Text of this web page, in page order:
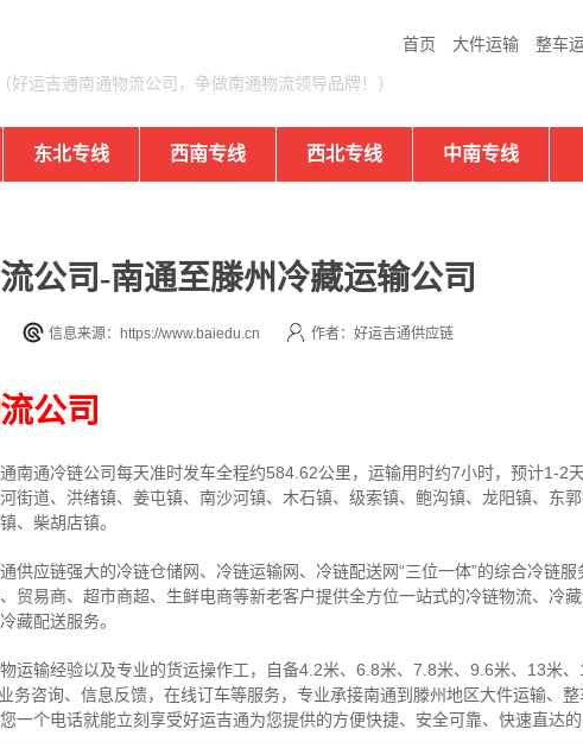
首页 大件运输 整车
（好运吉通南通物流公司，争做南通物流领导品牌！）
东北专线 西南专线 西北专线 中南专线
公司-南通至滕州冷藏运输公司
信息来源：https://www.baiedu.cn 作者：好运吉通供应链
公司
南通冷链公司每天准时发车全程约584.62公里，运输用时约7小时，预计1-2
街道、洪绪镇、姜屯镇、南沙河镇、木石镇、级索镇、鲍沟镇、龙阳镇、东
、柴胡店镇。
供应链强大的冷链仓储网、冷链运输网、冷链配送网“三位一体”的综合冷链
贸易商、超市商超、生鲜电商等新老客户提供全方位一站式的冷链物流、冷
藏配送服务。
运输经验以及专业的货运操作工，自备4.2米、6.8米、7.8米、9.6米、13米
务咨询、信息反馈，在线订车等服务， 专业承接南通到滕州地区大件运输、
一个电话就能立刻享受好运吉通为您提供的方便快捷、安全可靠、快速直达的